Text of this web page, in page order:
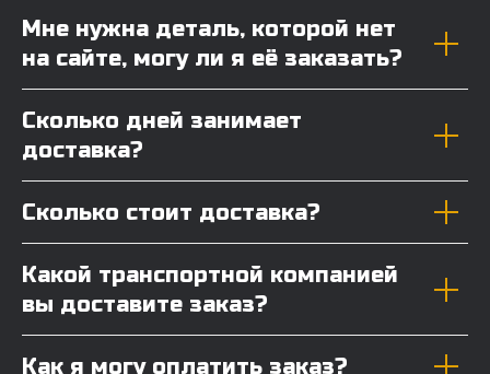
Мне нужна деталь, которой нет
на сайте, могу ли я её заказать?
Сколько дней занимает
доставка?
Сколько стоит доставка?
Какой транспортной компанией
вы доставите заказ?
Как я могу оплатить заказ?